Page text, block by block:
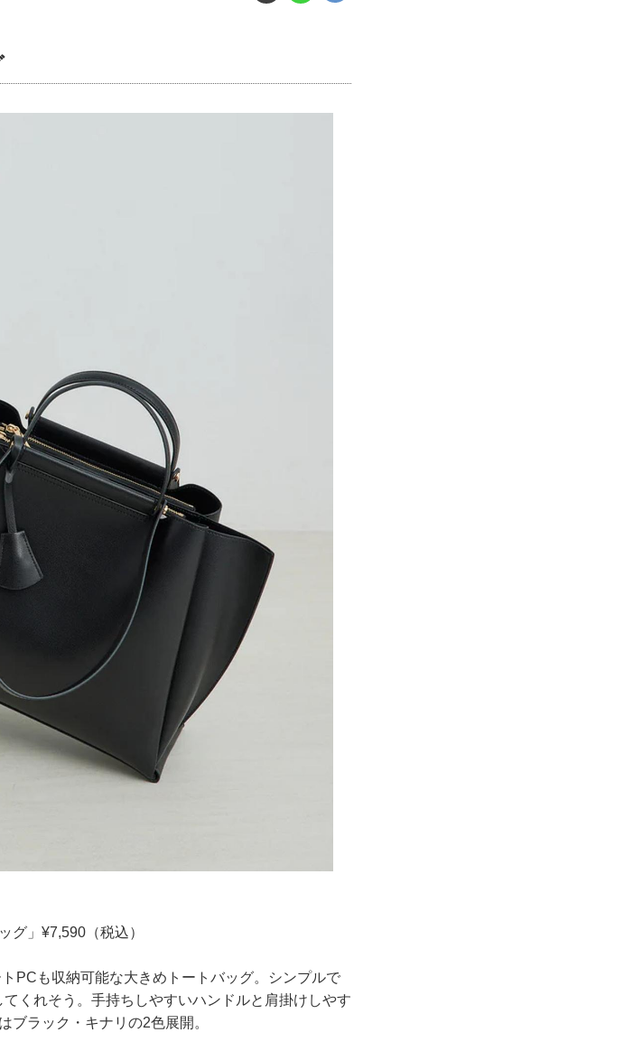
グ」¥7,590（税込）
PCも収納可能な大きめトートバッグ。シンプルで
くれそう。手持ちしやすいハンドルと肩掛けしやす
ブラック・キナリの2色展開。